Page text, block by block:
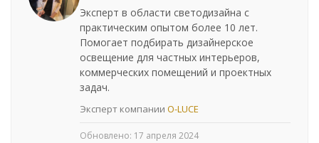
Эксперт в области светодизайна с
практическим опытом более 10 лет.
Помогает подбирать дизайнерское
освещение для частных интерьеров,
коммерческих помещений и проектных
задач.
Эксперт компании O-LUCE
Обновлено: 17 апреля 2024